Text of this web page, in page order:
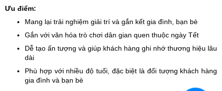
Ưu điểm:
Mang lại trải nghiệm giải trí và gắn kết gia đình, bạn bè
Gắn với văn hóa trò chơi dân gian quen thuộc ngày Tết
Dễ tạo ấn tượng và giúp khách hàng ghi nhớ thương hiệu lâu
dài
Phù hợp với nhiều độ tuổi, đặc biệt là đối tượng khách hàng
gia đình và bạn bè